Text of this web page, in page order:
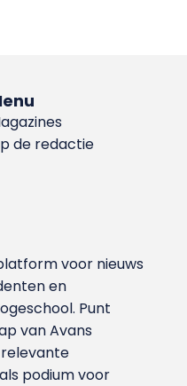
de redactie
voor nieuws
en
Punt
van Avans
podium voor